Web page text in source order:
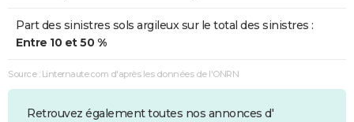
Part des sinistres sols argileux sur le total des sinistres :
Entre 10 et 50 %
Source : Linternaute.com d'après les données de l'ONRN
Retrouvez également toutes nos annonces d'